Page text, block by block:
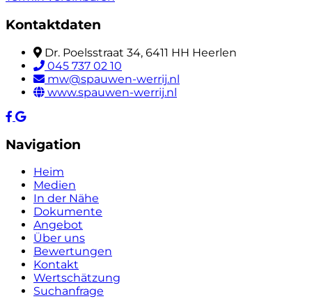
Kontaktdaten
Dr. Poelsstraat 34, 6411 HH Heerlen
045 737 02 10
mw@spauwen-werrij.nl
www.spauwen-werrij.nl
Navigation
Heim
Medien
In der Nähe
Dokumente
Angebot
Über uns
Bewertungen
Kontakt
Wertschätzung
Suchanfrage